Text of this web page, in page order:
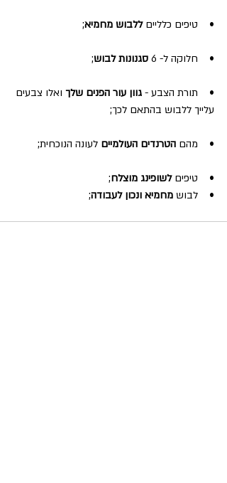
•    טיפים כלליים ללבוש מחמיא;
•    חלוקה ל- 6 סגנונות לבוש;
•    תורת הצבע - גוון עור הפנים שלך ואלו צבעים
עלייך ללבוש בהתאם לכך;
•    מהם הטרנדים העולמיים לעונה הנוכחית;
•    טיפים לשופינג מוצלח;
•    לבוש מחמיא ונכון לעבודה;